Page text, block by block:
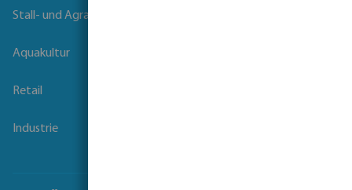
Stall- und Agrartechnik
Aquakultur
Retail
Industrie